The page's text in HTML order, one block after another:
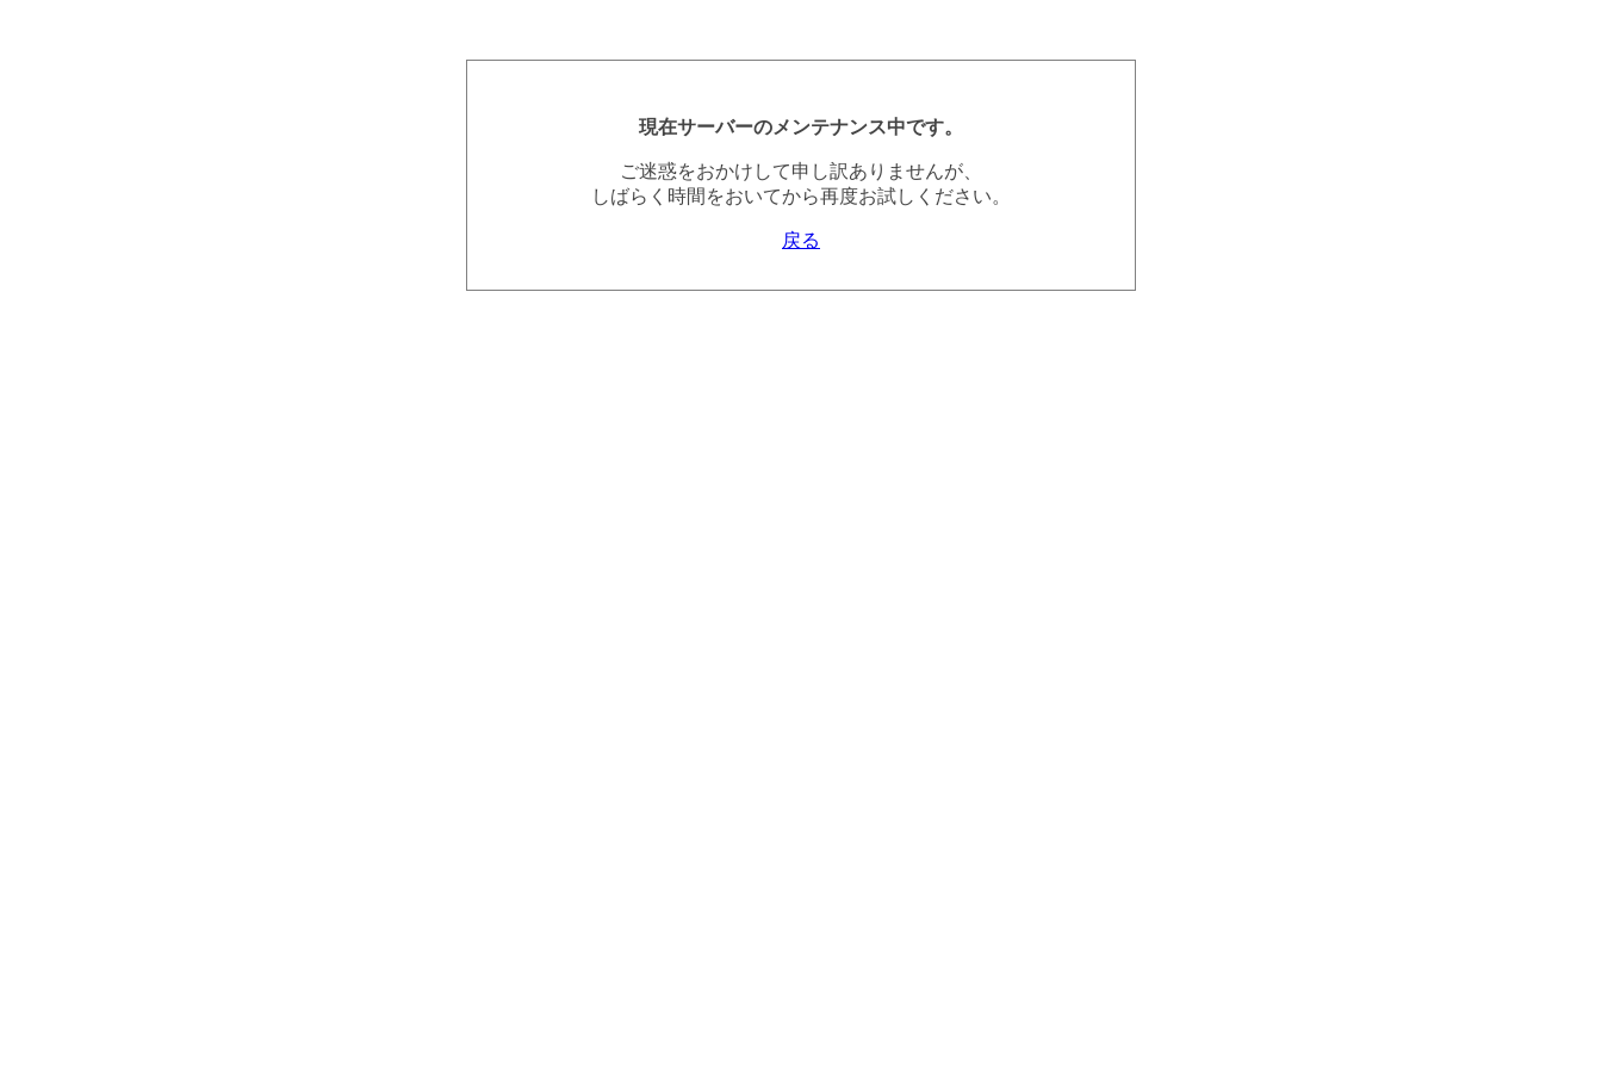
現在サーバーのメンテナンス中です。
ご迷惑をおかけして申し訳ありませんが、
しばらく時間をおいてから再度お試しください。
戻る